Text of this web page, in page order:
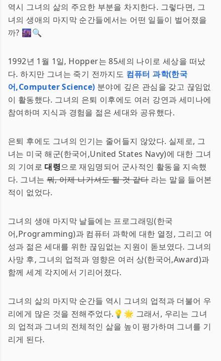
역시 그녀의 삶의 주요한 부분을 차지한다. 그렇다면, 그
녀의 생애의 마지막 순간들에서는 어떤 일들이 벌어졌을
까? 🌆🔍
1992년 1월 1일, Hopper는 85세의 나이로 세상을 떠났
다. 하지만 그녀는 죽기 전까지도 컴퓨터 과학(한국
어,Computer Science) 분야에 깊은 관심을 갖고 끊임없
이 활동했다. 그녀의 은퇴 이후에도 여러 강연과 세미나에
참여하며 지식과 경험을 젊은 세대와 공유했다.
은퇴 후에도 그녀의 인기는 줄어들지 않았다. 실제로, 그
녀는 미국 해군(한국어,United States Navy)에 대한 그녀
의 기여로대령으로 재임명되어 군사적인 활동을 지속했
다. 그녀는뭐, 이제 나가셔도 될 것 같다라는 말을 들어본
적이 없었다.
그녀의 생애 마지막 날들에는 프로그래밍(한국
어,Programming)과 컴퓨터 과학에 대한 열정, 그리고 여
성과 젊은 세대를 위한 끊임없는 지원이 돋보였다. 그녀의
사망 후, 그녀의 업적과 영향은 여러 상(한국어,Award)과
함께 세계 각지에서 기리어졌다.
그녀의 삶의 마지막 순간들 역시 그녀의 업적과 더불어 우
리에게 많은 것을 전해주었다.💡🌟 그래서, 우리는 그녀
의 업적과 그녀의 전체적인 삶을 높이 평가하며 그녀를 기
리게 된다.